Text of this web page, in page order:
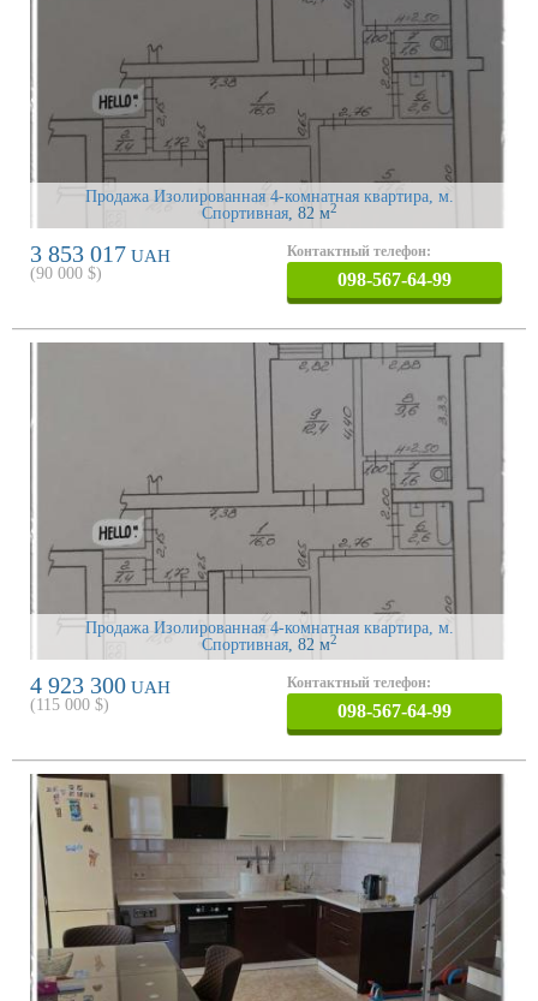
Продажа Изолированная 4-комнатная квартира, м.
Спортивная, 82 м2
3 853 017 UAH
(90 000 $)
Контактный телефон:
098-567-64-99
Продажа Изолированная 4-комнатная квартира, м.
Спортивная, 82 м2
4 923 300 UAH
(115 000 $)
Контактный телефон:
098-567-64-99